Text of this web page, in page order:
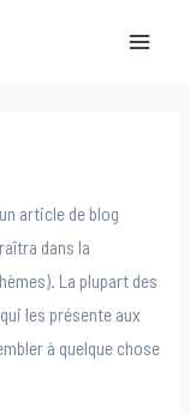
article de blog
dans la
La plupart des
les présente aux
à quelque chose